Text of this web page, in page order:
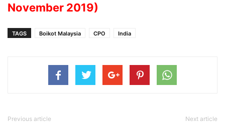
November 2019)
TAGS Boikot Malaysia CPO India
Previous article Next article